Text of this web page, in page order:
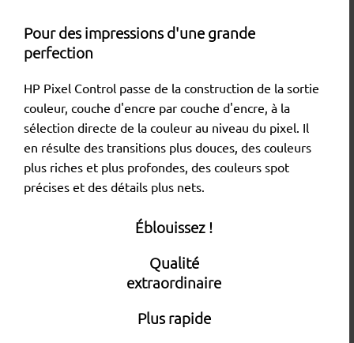
Pour des impressions d'une grande
perfection
HP Pixel Control passe de la construction de la sortie
couleur, couche d'encre par couche d'encre, à la
sélection directe de la couleur au niveau du pixel. Il
en résulte des transitions plus douces, des couleurs
plus riches et plus profondes, des couleurs spot
précises et des détails plus nets.
Éblouissez !
Qualité
extraordinaire
Plus rapide